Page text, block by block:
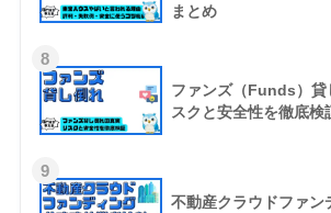
まとめ
8
ファンズ（Funds）貸
スクと安全性を徹底検
9
不動産クラウドファン